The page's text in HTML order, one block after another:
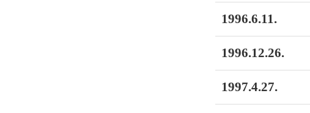
1996.6.11.
1996.12.26.
1997.4.27.